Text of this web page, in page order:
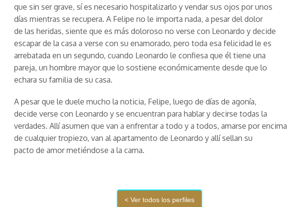
que sin ser grave, sí es necesario hospitalizarlo y vendar sus ojos por unos
días mientras se recupera. A Felipe no le importa nada, a pesar del dolor
de las heridas, siente que es más doloroso no verse con Leonardo y decide
escapar de la casa a verse con su enamorado, pero toda esa felicidad le es
arrebatada en un segundo, cuando Leonardo le confiesa que él tiene una
pareja, un hombre mayor que lo sostiene económicamente desde que lo
echara su familia de su casa.
A pesar que le duele mucho la noticia, Felipe, luego de días de agonía,
decide verse con Leonardo y se encuentran para hablar y decirse todas la
verdades. Allí asumen que van a enfrentar a todo y a todos, amarse por encima
de cualquier tropiezo, van al apartamento de Leonardo y allí sellan su
pacto de amor metiéndose a la cama.